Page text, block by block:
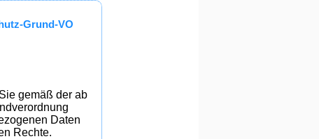
Grund-VO
gemäß der ab
Daten
Rechte.